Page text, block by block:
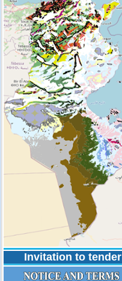
Invitation to tender